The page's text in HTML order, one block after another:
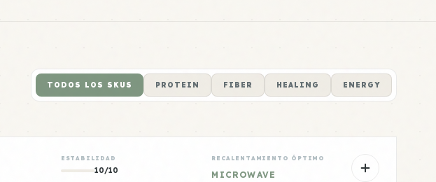
TODOS LOS SKUS PROTEIN FIBER HEALING ENERGY
ESTABILIDAD
10/10
RECALENTAMIENTO ÓPTIMO
MICROWAVE